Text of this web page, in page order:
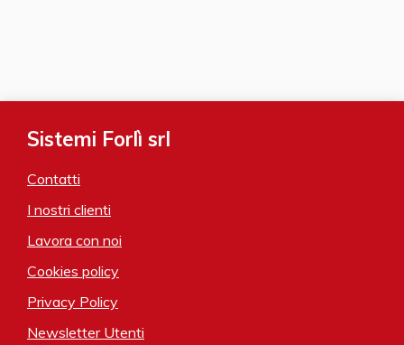
Sistemi Forlì srl
Contatti
I nostri clienti
Lavora con noi
Cookies policy
Privacy Policy
Newsletter Utenti